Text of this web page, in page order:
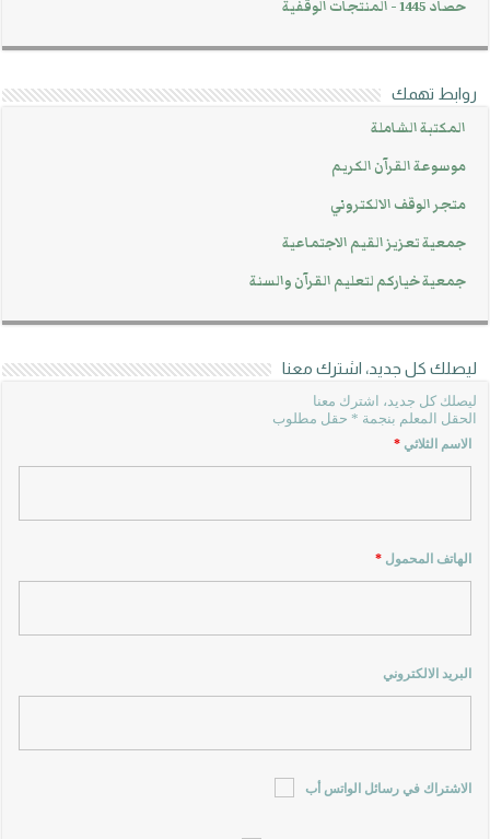
حصاد 1445 - المنتجات الوقفية
روابط تهمك
المكتبة الشاملة
موسوعة القرآن الكريم
متجر الوقف الالكتروني
جمعية تعزيز القيم الاجتماعية
جمعية خياركم لتعليم القرآن والسنة
ليصلك كل جديد، اشترك معنا
ليصلك كل جديد، اشترك معنا
الحقل المعلم بنجمة * حقل مطلوب
الاسم الثلاثي*
الهاتف المحمول*
البريد الالكتروني
الاشتراك في رسائل الواتس أب